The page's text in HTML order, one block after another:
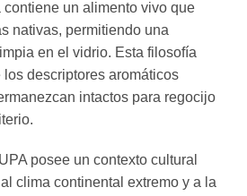
un alimento vivo que
nativas, permitiendo una
en el vidrio. Esta filosofía
descriptores aromáticos
intactos para regocijo
posee un contexto cultural
clima continental extremo y a la